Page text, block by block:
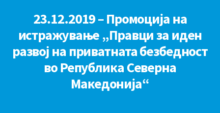
23.12.2019 – Промоција на
истражување „Правци за иден
развој на приватната безбедност
во Република Северна
Македонија“